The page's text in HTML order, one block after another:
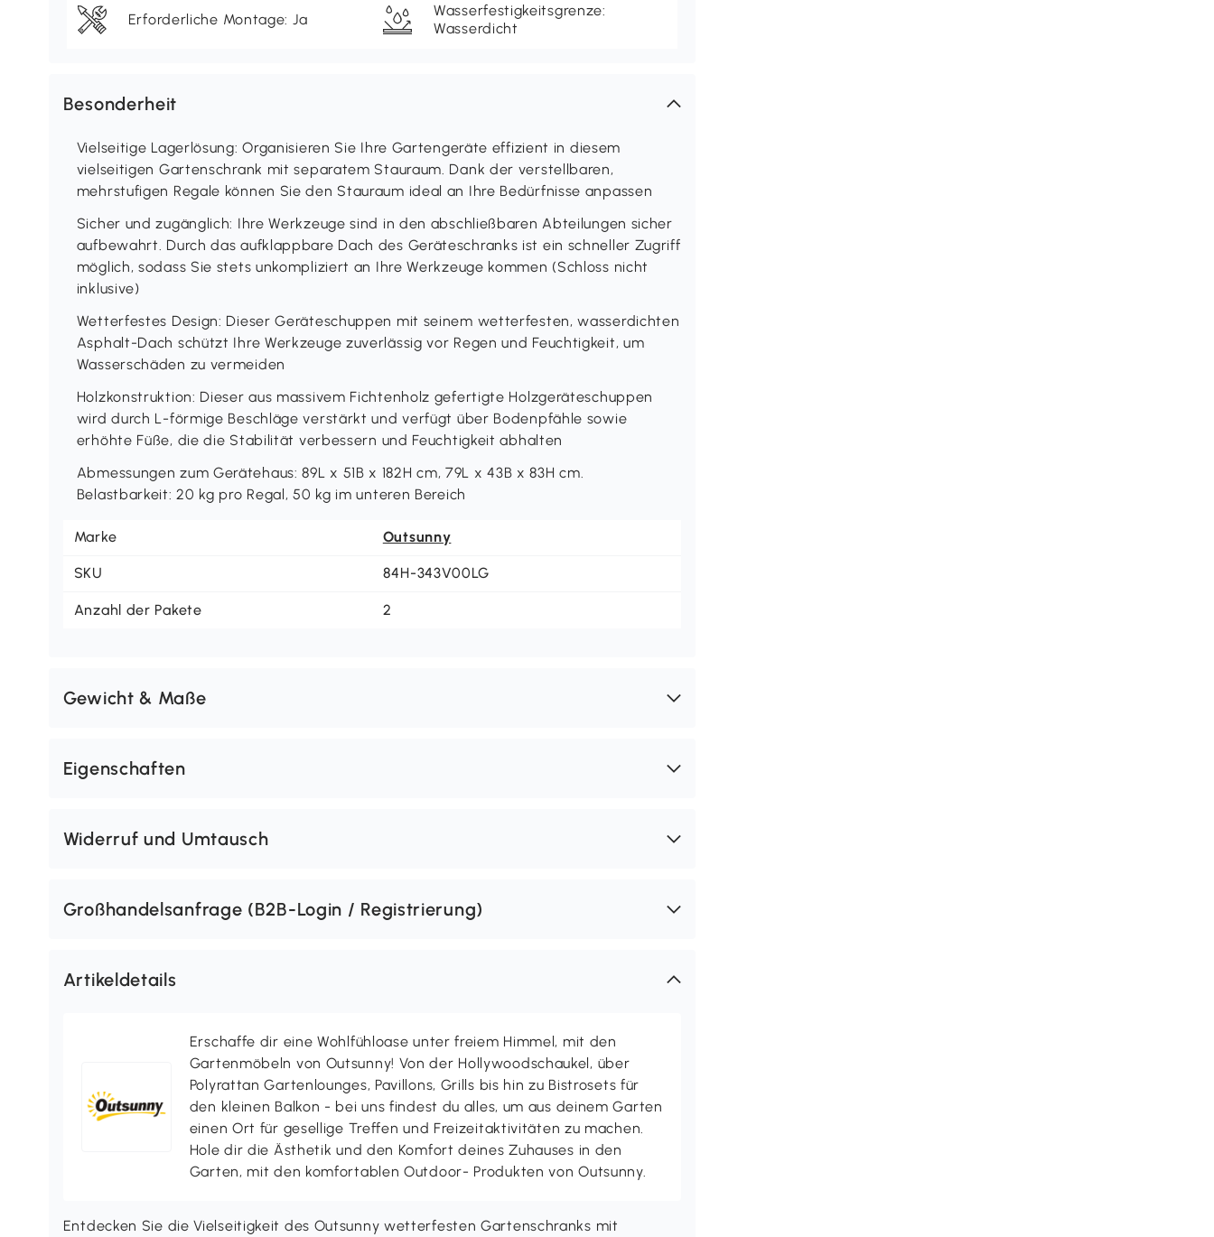
Erforderliche Montage: Ja
Wasserfestigkeitsgrenze:
Wasserdicht
Besonderheit
Vielseitige Lagerlösung: Organisieren Sie Ihre Gartengeräte effizient in diesem
vielseitigen Gartenschrank mit separatem Stauraum. Dank der verstellbaren,
mehrstufigen Regale können Sie den Stauraum ideal an Ihre Bedürfnisse anpassen
Sicher und zugänglich: Ihre Werkzeuge sind in den abschließbaren Abteilungen sicher
aufbewahrt. Durch das aufklappbare Dach des Geräteschranks ist ein schneller Zugriff
möglich, sodass Sie stets unkompliziert an Ihre Werkzeuge kommen (Schloss nicht
inklusive)
Wetterfestes Design: Dieser Geräteschuppen mit seinem wetterfesten, wasserdichten
Asphalt-Dach schützt Ihre Werkzeuge zuverlässig vor Regen und Feuchtigkeit, um
Wasserschäden zu vermeiden
Holzkonstruktion: Dieser aus massivem Fichtenholz gefertigte Holzgeräteschuppen
wird durch L-förmige Beschläge verstärkt und verfügt über Bodenpfähle sowie
erhöhte Füße, die die Stabilität verbessern und Feuchtigkeit abhalten
Abmessungen zum Gerätehaus: 89L x 51B x 182H cm, 79L x 43B x 83H cm.
Belastbarkeit: 20 kg pro Regal, 50 kg im unteren Bereich
Marke Outsunny
SKU 84H-343V00LG
Anzahl der Pakete 2
Gewicht & Maße
Eigenschaften
Widerruf und Umtausch
Großhandelsanfrage (B2B-Login / Registrierung)
Artikeldetails
Erschaffe dir eine Wohlfühloase unter freiem Himmel, mit den
Gartenmöbeln von Outsunny! Von der Hollywoodschaukel, über
Polyrattan Gartenlounges, Pavillons, Grills bis hin zu Bistrosets für
den kleinen Balkon - bei uns findest du alles, um aus deinem Garten
einen Ort für gesellige Treffen und Freizeitaktivitäten zu machen.
Hole dir die Ästhetik und den Komfort deines Zuhauses in den
Garten, mit den komfortablen Outdoor- Produkten von Outsunny.
Entdecken Sie die Vielseitigkeit des Outsunny wetterfesten Gartenschranks mit